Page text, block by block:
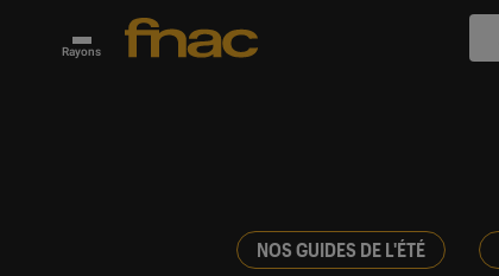
Rayons
NOS GUIDES DE L'ÉTÉ